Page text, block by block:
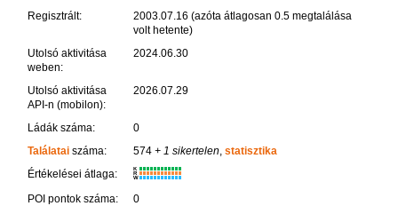
Regisztrált:
2003.07.16 (azóta átlagosan 0.5 megtalálása
volt hetente)
Utolsó aktivitása
weben:
2024.06.30
Utolsó aktivitása
API-n (mobilon):
2026.07.29
Ládák száma:
0
Találataiszáma: 574+ 1 sikertelen statisztika
Értékelései átlaga:
K
R
W
POI pontok száma:
0